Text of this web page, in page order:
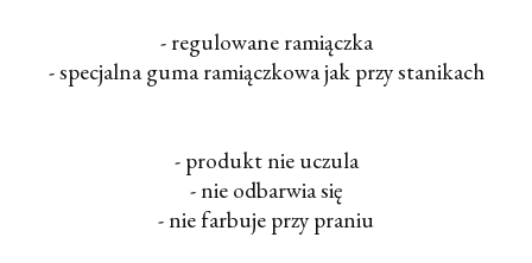
- regulowane ramiączka
- specjalna guma ramiączkowa jak przy stanikach
- produkt nie uczula
- nie odbarwia się
- nie farbuje przy praniu